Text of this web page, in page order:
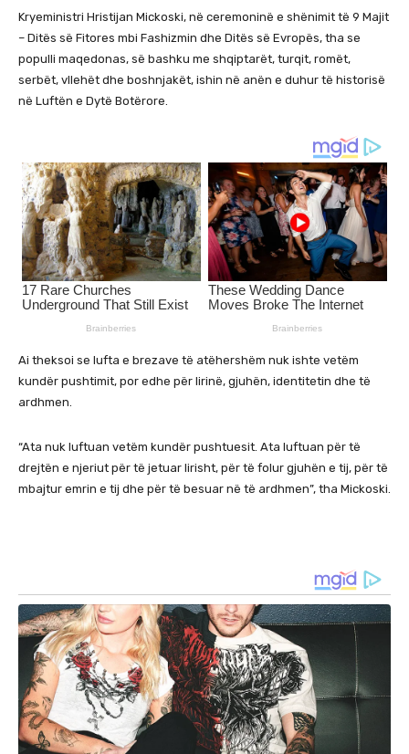
Kryeministri Hristijan Mickoski, në ceremoninë e shënimit të 9 Majit
– Ditës së Fitores mbi Fashizmin dhe Ditës së Evropës, tha se
populli maqedonas, së bashku me shqiptarët, turqit, romët,
serbët, vllehët dhe boshnjakët, ishin në anën e duhur të historisë
në Luftën e Dytë Botërore.
Ai theksoi se lufta e brezave të atëhershëm nuk ishte vetëm
kundër pushtimit, por edhe për lirinë, gjuhën, identitetin dhe të
ardhmen.
“Ata nuk luftuan vetëm kundër pushtuesit. Ata luftuan për të
drejtën e njeriut për të jetuar lirisht, për të folur gjuhën e tij, për të
mbajtur emrin e tij dhe për të besuar në të ardhmen”, tha Mickoski.